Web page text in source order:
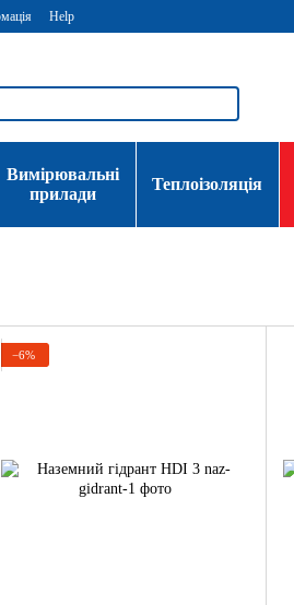
Help
Вимірювальні
прилади
Теплоізоляція
−6%